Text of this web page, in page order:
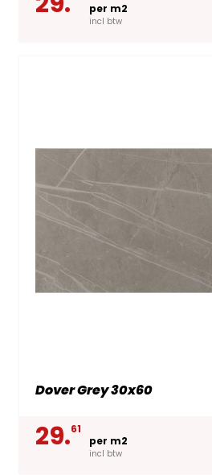
per m2
incl btw
Dover Grey 30x60
29.61
per m2
incl btw